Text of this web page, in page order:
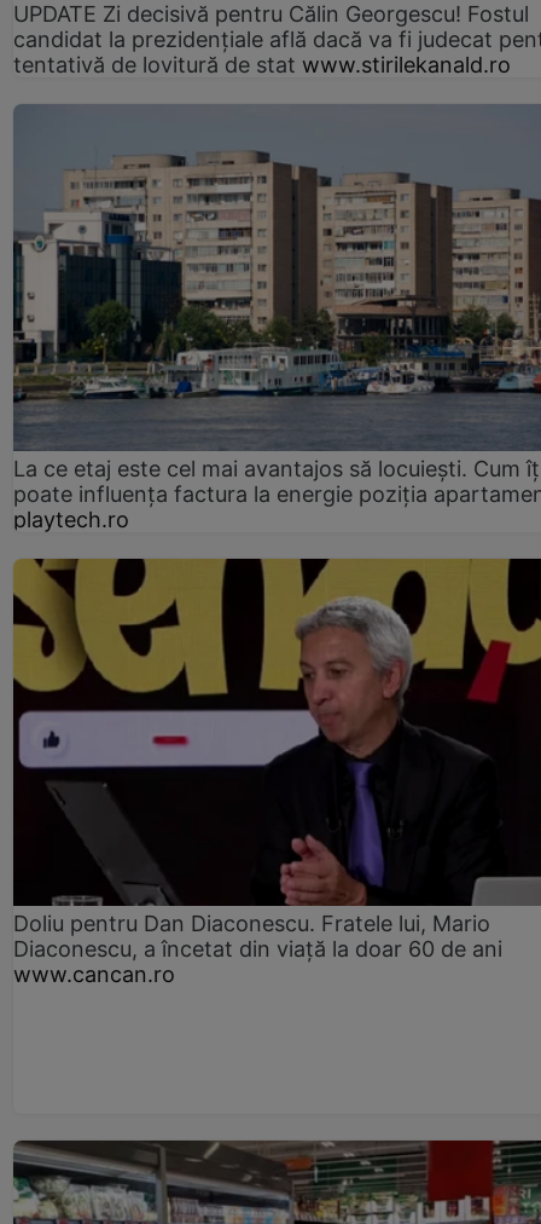
UPDATE Zi decisivă pentru Călin Georgescu! Fostul
candidat la prezidențiale află dacă va fi judecat
tentativă de lovitură de stat www.stirilekanald.ro
La ce etaj este cel mai avantajos să locuiești. Cum
poate influența factura la energie poziția
playtech.ro
Doliu pentru Dan Diaconescu. Fratele lui, Mario
Diaconescu, a încetat din viață la doar 60 de ani
www.cancan.ro